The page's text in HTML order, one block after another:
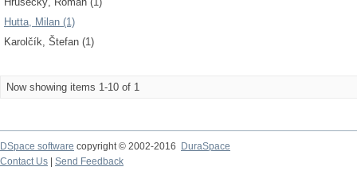
Hutta, Milan (1)
Karolčík, Štefan (1)
Now showing items 1-10 of 1
DSpace software copyright © 2002-2016
DuraSpace
Contact Us
Send Feedback